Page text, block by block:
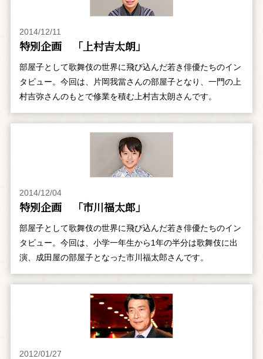
2014/12/11
特別企画 「上村吉太朗」
部屋子として歌舞伎の世界に飛び込んだ若き俳優たちのイン
タビュー。今回は、片岡我當さんの部屋子となり、一門の上
村吉弥さんのもとで修業を積む上村吉太朗さんです。
2014/12/04
特別企画 「市川福太郎」
部屋子として歌舞伎の世界に飛び込んだ若き俳優たちのイン
タビュー。今回は、小学一年生から1年の半分は歌舞伎に出
演、成田屋の部屋子となった市川福太郎さんです。
2012/01/27